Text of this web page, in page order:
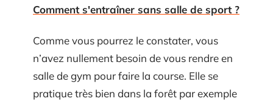
Comment s'entraîner sans salle de sport ?
Comme vous pourrez le constater, vous
n’avez nullement besoin de vous rendre en
salle de gym pour faire la course. Elle se
pratique très bien dans la forêt par exemple